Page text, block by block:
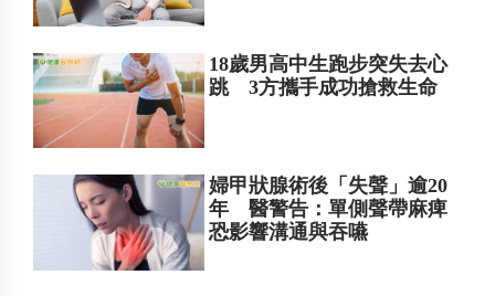
18歲男高中生跑步突失去心
跳 3方攜手成功搶救生命
婦甲狀腺術後「失聲」逾20
年 醫警告：單側聲帶麻痺
恐影響溝通與吞嚥